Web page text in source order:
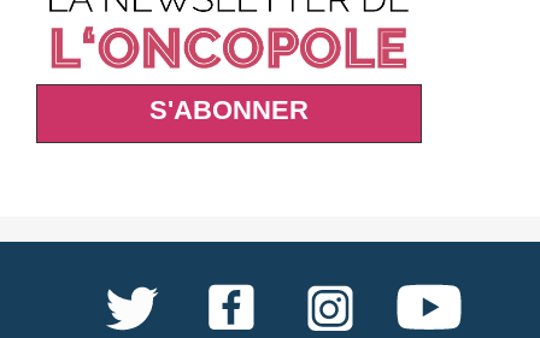
S'ABONNER